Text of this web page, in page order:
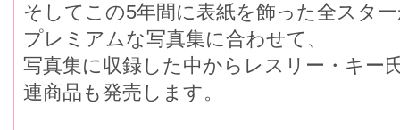
そしてこの5年間に表紙を飾った全スタ
プレミアムな写真集に合わせて、
写真集に収録した中からレスリー・キー
連商品も発売します。